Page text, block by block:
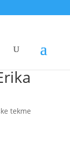
tekme